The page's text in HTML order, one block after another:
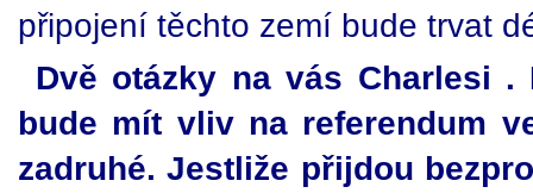
připojení těchto zemí bude trvat
Dvě otázky na vás Charlesi
bude mít vliv na referendum
zadruhé. Jestliže přijdou